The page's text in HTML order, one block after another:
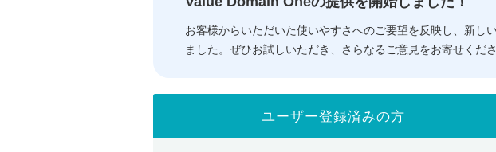
人気ドメインの種類
お客様からいただいた使いやすさへのご要望を反映し、新し
ました。ぜひお試しいただき、さらなるご意見をお寄せくださ
ユーザー登録済みの方